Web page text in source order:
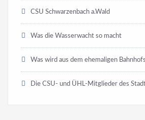
CSU Schwarzenbach a.Wald
Was die Wasserwacht so macht
Was wird aus dem ehemaligen
Die CSU- und ÜHL-Mitglieder des